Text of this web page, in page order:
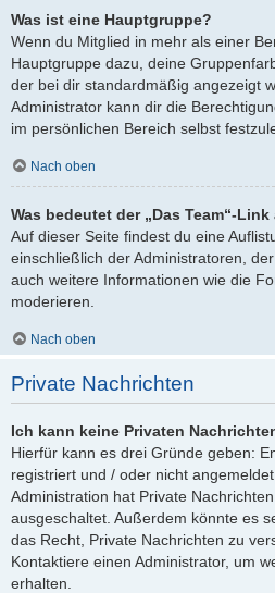
Was ist eine Hauptgruppe?
Wenn du Mitglied in mehr als einer
Hauptgruppe dazu, deine
der bei dir standardmäßig angezeigt
Administrator kann dir die
im persönlichen Bereich selbst
Nach oben
Was bedeutet der „Das Team“-
Auf dieser Seite findest du eine
einschließlich der Administratoren,
auch weitere Informationen wie die
moderieren.
Nach oben
Private Nachrichten
Ich kann keine Privaten
Hierfür kann es drei Gründe geben:
registriert und / oder nicht
Administration hat Private
ausgeschaltet. Außerdem könnte es
das Recht, Private Nachrichten zu
Kontaktiere einen Administrator, um
erhalten.